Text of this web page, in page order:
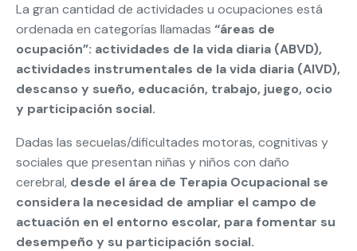
La gran cantidad de actividades u ocupaciones está
ordenada en categorías llamadas “áreas de
ocupación”: actividades de la vida diaria (ABVD),
actividades instrumentales de la vida diaria (AIVD),
descanso y sueño, educación, trabajo, juego, ocio
y participación social.
Dadas las secuelas/dificultades motoras, cognitivas y
sociales que presentan niñas y niños con daño
cerebral, desde el área de Terapia Ocupacional se
considera la necesidad de ampliar el campo de
actuación en el entorno escolar, para fomentar su
desempeño y su participación social.